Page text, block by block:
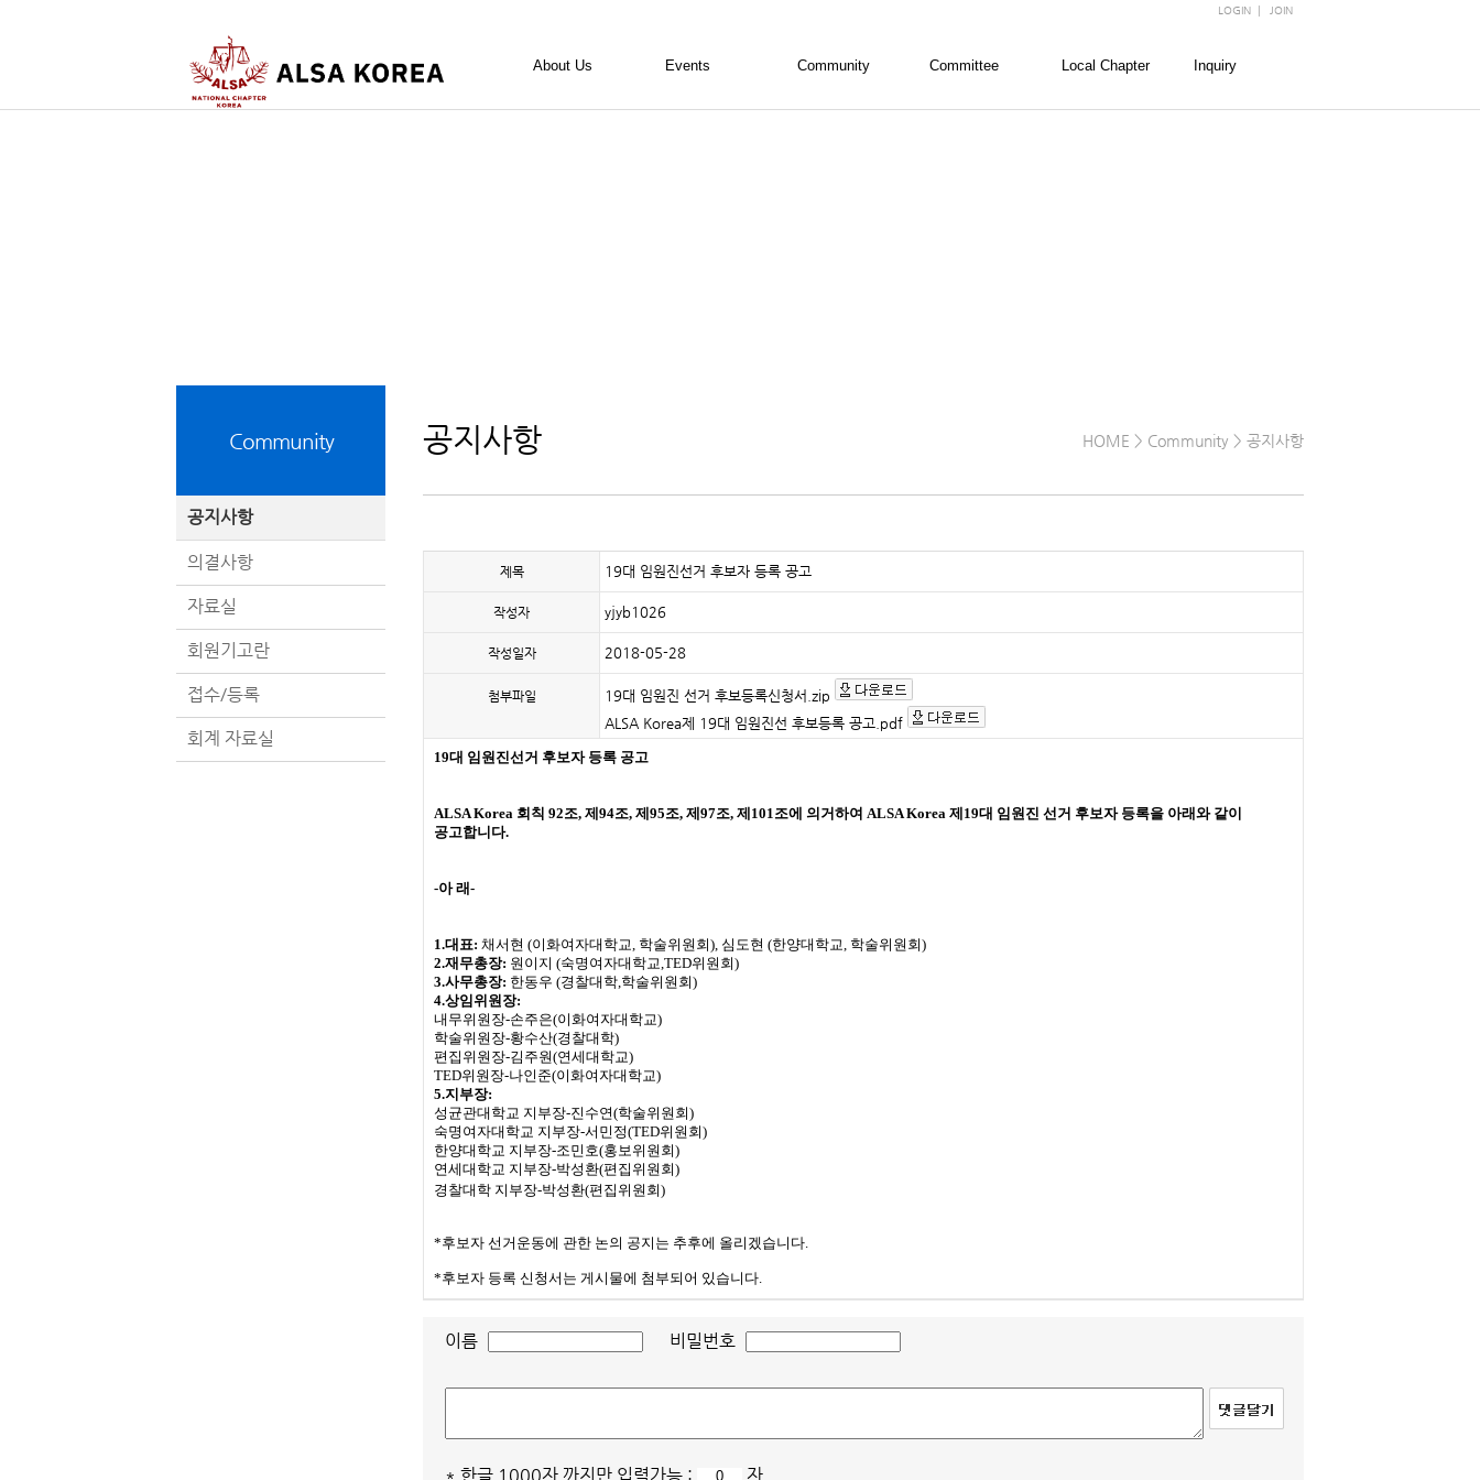
LOGIN JOIN
About Us Events Community Committee Local Chapter Inquiry
Community
공지사항
의결사항
자료실
회원기고란
접수/등록
회계 자료실
공지사항 HOME > Community > 공지사항
제목 19대 임원진선거 후보자 등록 공고
작성자 yjyb1026
작성일자 2018-05-28
첨부파일
19대 임원진 선거 후보등록신청서.zip
ALSA Korea제 19대 임원진선 후보등록 공고.pdf
19대 임원진선거 후보자 등록 공고
ALSA Korea 회칙 92조, 제 94조, 제 95조, 제 97조, 제 101조에 의거하여 ALSA Korea 제 19대 임원진 선거 후보자 등록을 아래와 같이
공고합니다.
-아 래-
1.대표: 채서현 (이화여자대학교, 학술위원회 ), 심도현 (한양대학교, 학술위원회 )
2.재무총장: 원이지 (숙명여자대학교,TED위원회 )
3.사무총장: 한동우 (경찰대학,학술위원회 )
4.상임위원장:
내무위원장-손주은(이화여자대학교)
학술위원장-황수산(경찰대학)
편집위원장-김주원(연세대학교)
TED위원장-나인준(이화여자대학교)
5.지부장:
성균관대학교 지부장-진수연(학술위원회 )
숙명여자대학교 지부장-서민정(TED위원회 )
한양대학교 지부장-조민호(홍보위원회 )
연세대학교 지부장-박성환(편집위원회 )
경찰대학 지부장-박성환(편집위원회 )
*후보자 선거운동에 관한 논의 공지는 추후에 올리겠습니다.
*후보자 등록 신청서는 게시물에 첨부되어 있습니다.
이름 비밀번호
* 한글 1000자 까지만 입력가능 : 자